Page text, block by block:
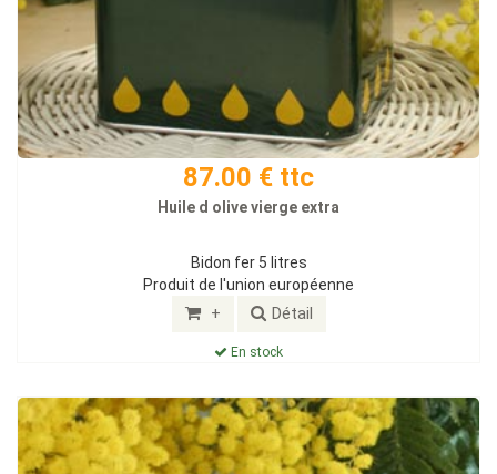
87.00 € ttc
Huile d olive vierge extra
Bidon fer 5 litres
Produit de l'union européenne
+ Détail
En stock